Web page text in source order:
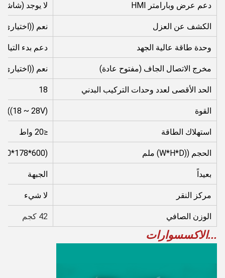
دعم عرض وبارامتر HMI لا يوجد
الكشف عن العزل نعم ((اختياري)
وحدة طاقة عالية الجهد دعم بدء
مخرج الاتصال الجاف (مفتوح عادة) نعم ((اختياري)
الحد الأقصى لعدد وحدات التركيب البدني 18
القوة ((18 ~ 28V)
استهلاك الطاقة ≤20 واط
الحجم ((W*H*D) ملم
بعيداً الجبهة
مركز النقر لا شيء
الوزن الصافي 42 كجم
...الاكسسوارات